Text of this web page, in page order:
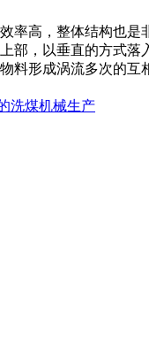
率高，整体结构也
部，以垂直的方式
料形成涡流多次的
洗煤机械生产